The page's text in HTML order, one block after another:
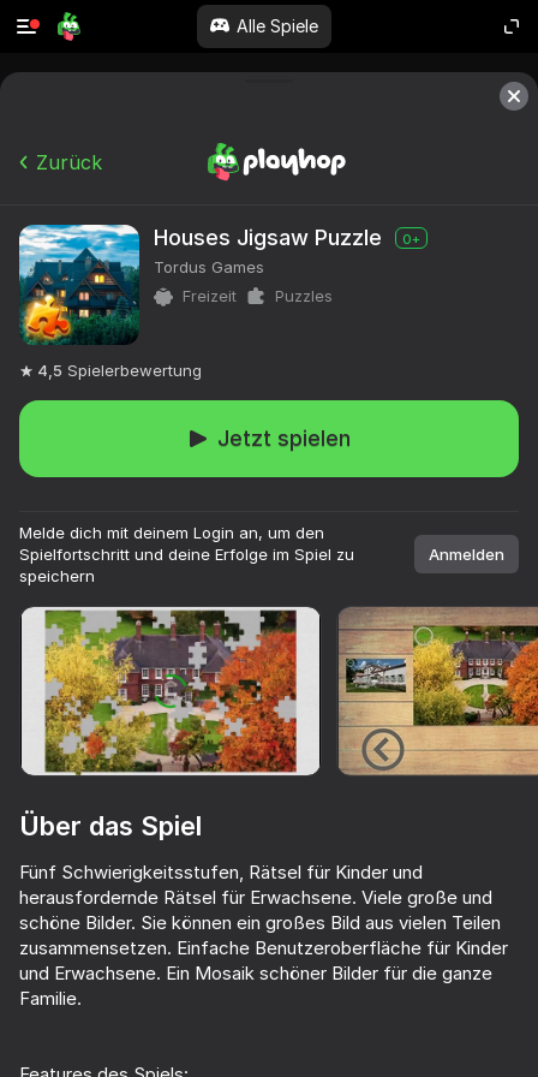
Alle Spiele
Das Spiel unterstützt nur die horizontale
Ausrichtung
SPIELEN
Zurück
Houses Jigsaw Puzzle 0+
Tordus Games
Freizeit
Puzzles
4,5 Spielerbewertung
Jetzt spielen
Melde dich mit deinem Login an, um den
Spielfortschritt und deine Erfolge im Spiel zu
speichern
Anmelden
Über das Spiel
Fünf Schwierigkeitsstufen, Rätsel für Kinder und
herausfordernde Rätsel für Erwachsene. Viele große und
schöne Bilder. Sie können ein großes Bild aus vielen Teilen
zusammensetzen. Einfache Benutzeroberfläche für Kinder
und Erwachsene. Ein Mosaik schöner Bilder für die ganze
Familie.